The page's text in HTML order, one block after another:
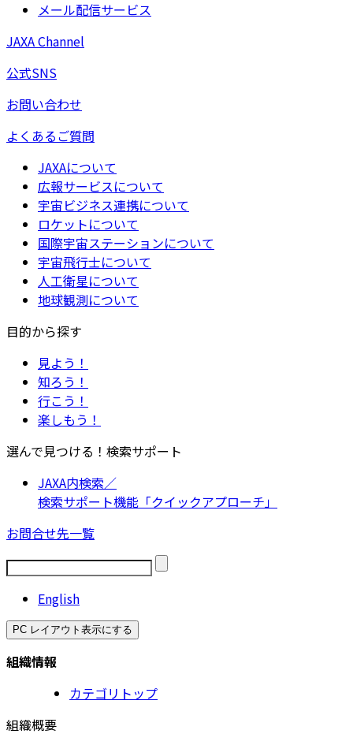
メール配信サービス
JAXA Channel
公式SNS
お問い合わせ
よくあるご質問
JAXAについて
広報サービスについて
宇宙ビジネス連携について
ロケットについて
国際宇宙ステーションについて
宇宙飛行士について
人工衛星について
地球観測について
目的から探す
見よう！
知ろう！
行こう！
楽しもう！
選んで見つける！検索サポート
JAXA内検索／
検索サポート機能「クイックアプローチ」
お問合せ先一覧
English
PC レイアウト表示にする
組織情報
カテゴリトップ
組織概要